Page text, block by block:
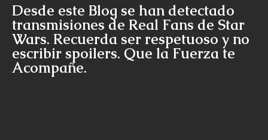
Desde este Blog se han detectado
transmisiones de Real Fans de Star
Wars. Recuerda ser respetuoso y no
escribir spoilers. Que la Fuerza te
Acompañe.